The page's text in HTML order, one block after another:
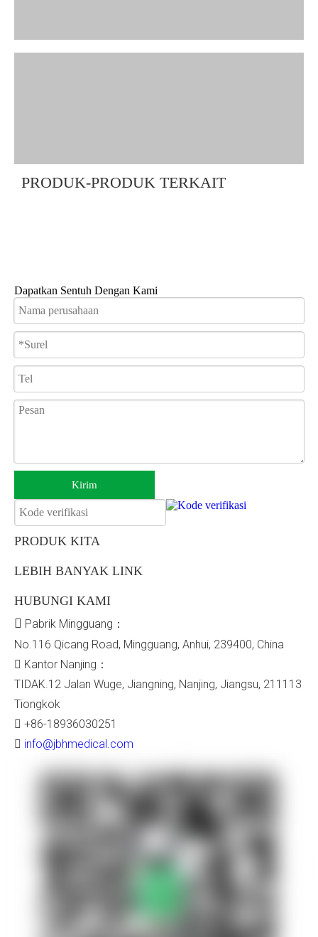
Keuntungan kami:
1. Memiliki desainer dan pabrik independen. JBH Medical
adalah pemasok profesional kursi roda dan memiliki pabrik dan
dapat disesuaikan dengan warna lain sesuai dengan kebutuhan
4. Layanan purna jual yang sempurna. Kami memiliki agen di
berbagai negara, dan memberikan dukungan teknologi.
PRODUK-PRODUK TERKAIT
Dapatkan Sentuh Dengan Kami
Kirim
PRODUK KITA
LEBIH BANYAK LINK
HUBUNGI KAMI
 Pabrik Mingguang：
No.116 Qicang Road, Mingguang, Anhui, 239400, China
 Kantor Nanjing：
TIDAK.12 Jalan Wuge, Jiangning, Nanjing, Jiangsu, 211113
Tiongkok
 +86-18936030251
 info@jbhmedical.com